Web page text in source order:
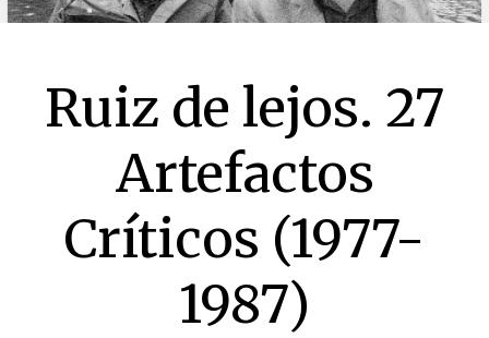
Ruiz de lejos. 27
Artefactos
Críticos (1977-
1987)